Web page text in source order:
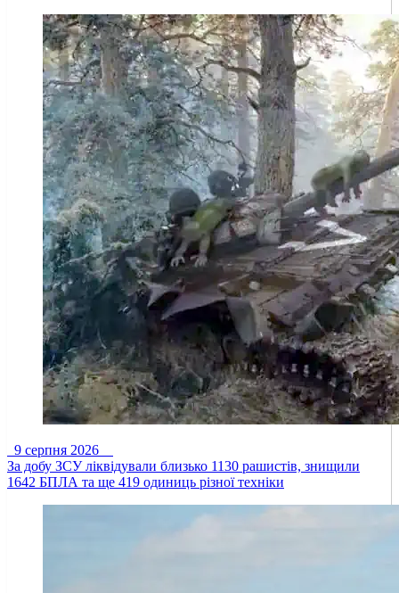
9 серпня 2026
За добу ЗСУ ліквідували близько 1130 рашистів, знищили
1642 БПЛА та ще 419 одиниць різної техніки